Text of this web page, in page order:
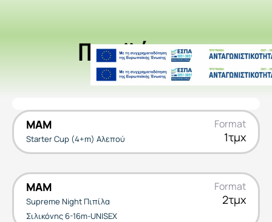
Προϊόντα
MAM
Starter Cup (4+m) Αλεπού
Format
1τμχ
MAM
Supreme Night Πιπίλα
Σιλικόνης 6-16m-UNISEX
Format
2τμχ